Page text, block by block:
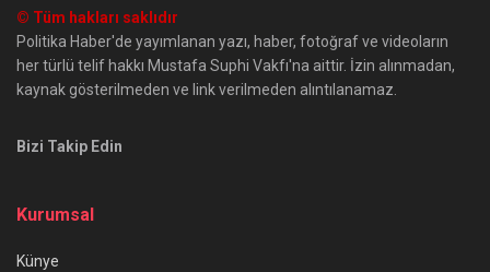
© Tüm hakları saklıdır
Politika Haber'de yayımlanan yazı, haber, fotoğraf ve videoların
her türlü telif hakkı Mustafa Suphi Vakfı'na aittir. İzin alınmadan,
kaynak gösterilmeden ve link verilmeden alıntılanamaz.
Bizi Takip Edin
Kurumsal
Künye